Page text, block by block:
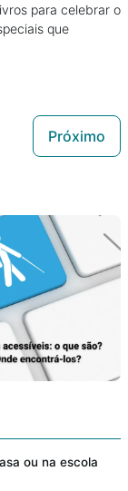
para celebrar o
que
Próximo
ou na escola